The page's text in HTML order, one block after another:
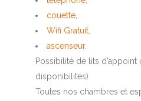
couette,
Wifi Gratuit,
ascenseur.
Possibilité de lits
disponibilités)
Toutes nos chambres et